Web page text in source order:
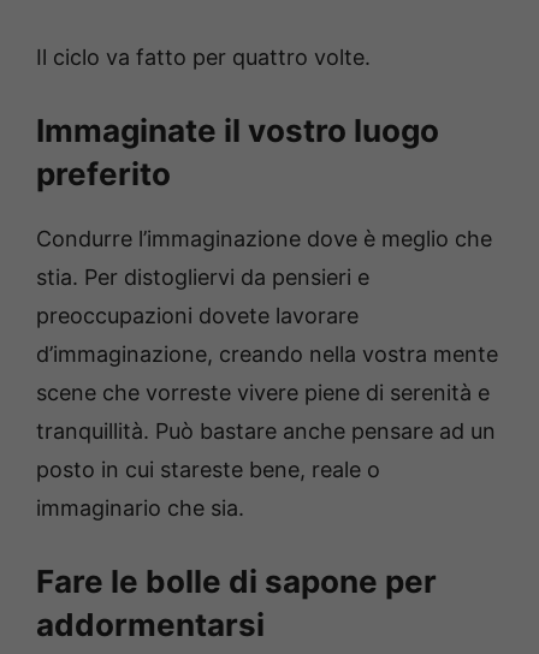
Il ciclo va fatto per quattro volte.
Immaginate il vostro luogo
preferito
Condurre l’immaginazione dove è meglio che
stia. Per distogliervi da pensieri e
preoccupazioni dovete lavorare
d’immaginazione, creando nella vostra mente
scene che vorreste vivere piene di serenità e
tranquillità. Può bastare anche pensare ad un
posto in cui stareste bene, reale o
immaginario che sia.
Fare le bolle di sapone per
addormentarsi